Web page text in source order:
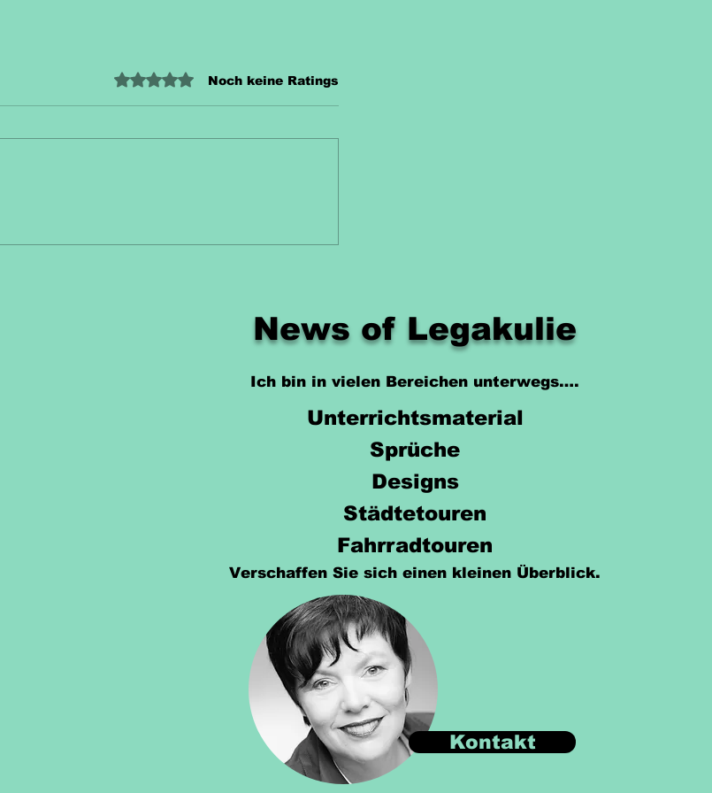
Mit 0 von 5 Sternen bewertet.
Noch keine Ratings
News of Legakulie
Ich bin in vielen Bereichen unterwegs….
Unterrichtsmaterial
Sprüche
Designs
Städtetouren
Fahrradtouren
Verschaffen Sie sich einen kleinen Überblick.
Kontakt